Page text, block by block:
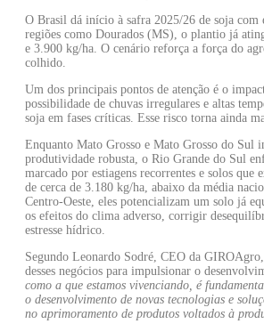
O Brasil dá início à safra 2025/26 de soja com
regiões como Dourados (MS), o plantio já
e 3.900 kg/ha. O cenário reforça a força do
colhido.
Um dos principais pontos de atenção é o
possibilidade de chuvas irregulares e altas
soja em fases críticas. Esse risco torna ainda
Enquanto Mato Grosso e Mato Grosso do Sul
produtividade robusta, o Rio Grande do Sul
marcado por estiagens recorrentes e solos
de cerca de 3.180 kg/ha, abaixo da média
Centro-Oeste, eles potencializam um solo já
os efeitos do clima adverso, corrigir
estresse hídrico.
Segundo Leonardo Sodré, CEO da
desses negócios para impulsionar o
como a que estamos vivenciando, é
o desenvolvimento de novas tecnologias e
no aprimoramento de produtos voltados à